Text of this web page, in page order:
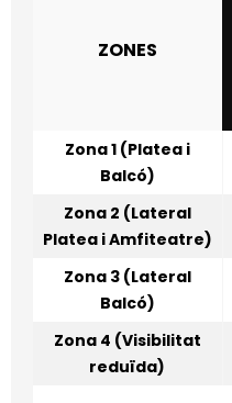
ZONES
Zona 1 (Platea i
Balcó)
Zona 2 (Lateral
Platea i Amfiteatre)
Zona 3 (Lateral
Balcó)
Zona 4 (Visibilitat
reduïda)